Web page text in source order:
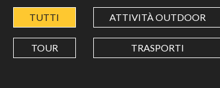
TUTTI ATTIVITÀ OUTDOOR
TOUR TRASPORTI